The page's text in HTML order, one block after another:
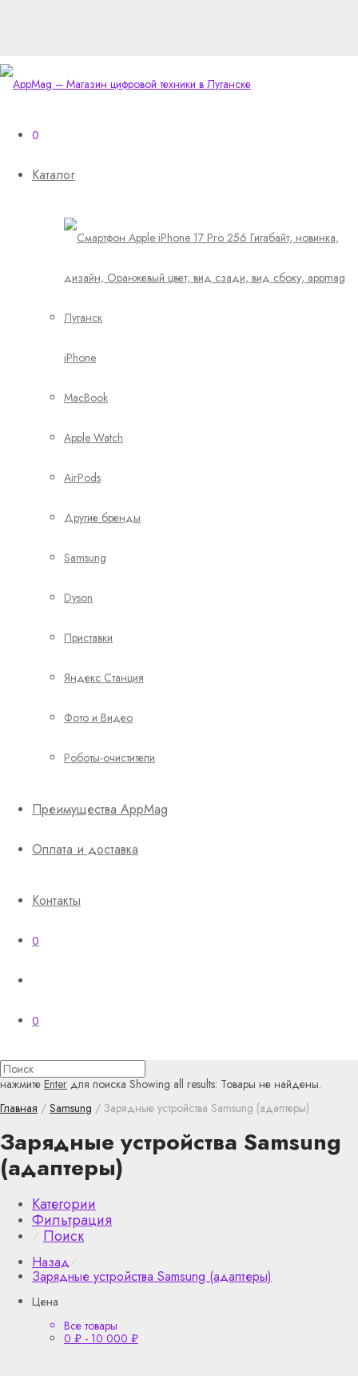
0
Каталог
iPhone
MacBook
Apple Watch
AirPods
Другие бренды
Samsung
Dyson
Приставки
Яндекс Станция
Фото и Видео
Роботы-очистители
Преимущества AppMag
Оплата и доставка
Контакты
0
0
нажмите Enter для поиска Showing all results: Товары не найдены.
Главная / Samsung / Зарядные устройства Samsung (адаптеры)
Зарядные устройства Samsung
(адаптеры)
Категории
Фильтрация
⁄ Поиск
Назад⁄
Зарядные устройства Samsung (адаптеры)
Цена
Все товары
0 ₽ - 10 000 ₽